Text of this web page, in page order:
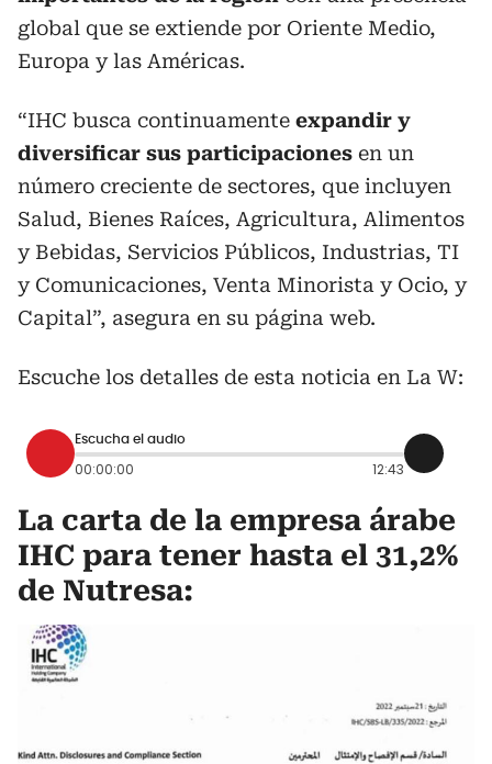
global que se extiende por Oriente Medio,
Europa y las Américas.
“IHC busca continuamente expandir y
diversificar sus participaciones en un
número creciente de sectores, que incluyen
Salud, Bienes Raíces, Agricultura, Alimentos
y Bebidas, Servicios Públicos, Industrias, TI
y Comunicaciones, Venta Minorista y Ocio, y
Capital”, asegura en su página web.
Escuche los detalles de esta noticia en La W:
Escucha el audio
00:00:00 12:43
La carta de la empresa árabe
IHC para tener hasta el 31,2%
de Nutresa: